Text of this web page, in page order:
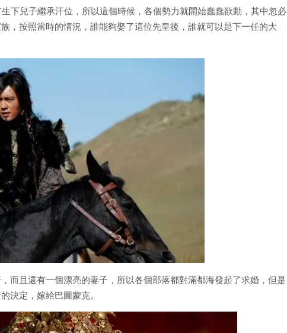
下兒子繼承汗位，所以這個時候，各個勢力就開始蠢蠢欲動，其中忽必
，按照當時的情況，誰能夠娶了這位先皇後，誰就可以是下一任的大
而且還有一個漂亮的妻子，所以各個部落都對滿都海發起了求婚，但是
決定，嫁給巴圖蒙克。